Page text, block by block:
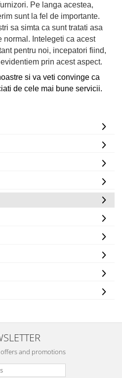
Pe langa acestea,
sunt la fel de importante.
sa simta ca sunt tratati asa
normal. Intelegeti ca acest
pentru noi, incepatori fiind,
prin acest aspect.
si va veti convinge ca
de cele mai bune servicii.
and promotions